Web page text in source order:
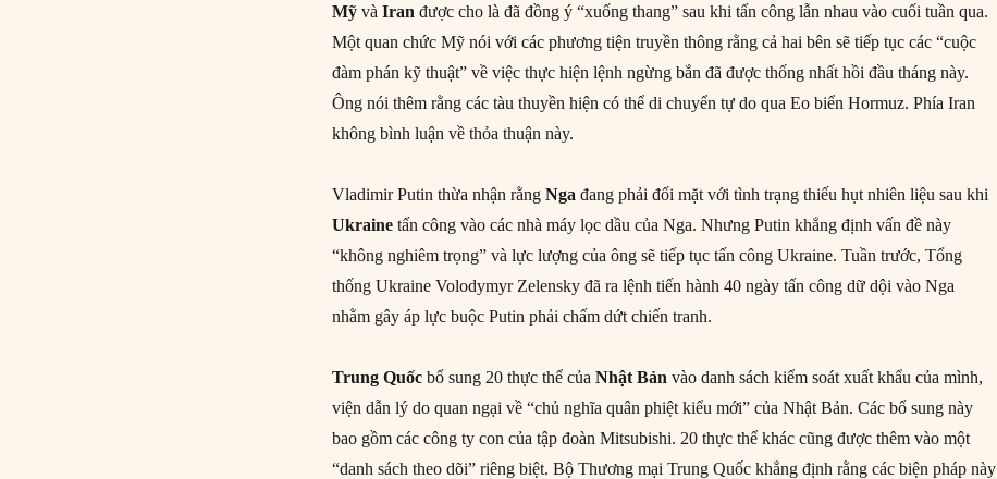
Mỹ vàIran được cho là đã đồng ý “xuống thang” sau khi tấn công lẫn nhau vào cuối tuần qua.
Một quan chức Mỹ nói với các phương tiện truyền thông rằng cả hai bên sẽ tiếp tục các “cuộc
đàm phán kỹ thuật” về việc thực hiện lệnh ngừng bắn đã được thống nhất hồi đầu tháng này.
Ông nói thêm rằng các tàu thuyền hiện có thể di chuyển tự do qua Eo biển Hormuz. Phía Iran
không bình luận về thỏa thuận này.
Vladimir Putin thừa nhận rằngNga đang phải đối mặt với tình trạng thiếu hụt nhiên liệu sau khi
Ukraine tấn công vào các nhà máy lọc dầu của Nga. Nhưng Putin khẳng định vấn đề này
“không nghiêm trọng” và lực lượng của ông sẽ tiếp tục tấn công Ukraine. Tuần trước, Tổng
thống Ukraine Volodymyr Zelensky đã ra lệnh tiến hành 40 ngày tấn công dữ dội vào Nga
nhằm gây áp lực buộc Putin phải chấm dứt chiến tranh.
Trung Quốc bổ sung 20 thực thể củaNhật Bản vào danh sách kiểm soát xuất khẩu của mình,
viện dẫn lý do quan ngại về “chủ nghĩa quân phiệt kiểu mới” của Nhật Bản. Các bổ sung này
bao gồm các công ty con của tập đoàn Mitsubishi. 20 thực thể khác cũng được thêm vào một
“danh sách theo dõi” riêng biệt. Bộ Thương mại Trung Quốc khẳng định rằng các biện pháp này